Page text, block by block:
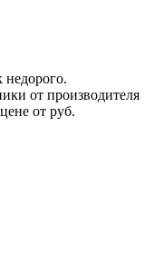
недорого.
от производителя
от руб.